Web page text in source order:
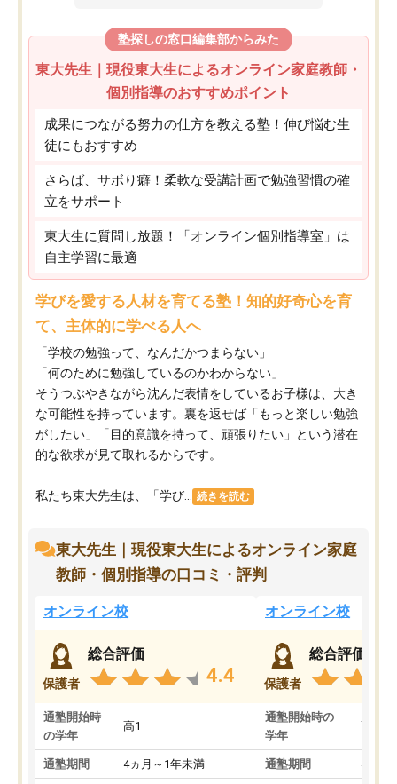
塾探しの窓口編集部からみた
東大先生｜現役東大生によるオンライン家庭教師・
個別指導のおすすめポイント
成果につながる努力の仕方を教える塾！伸び悩む生
徒にもおすすめ
さらば、サボり癖！柔軟な受講計画で勉強習慣の確
立をサポート
東大生に質問し放題！「オンライン個別指導室」は
自主学習に最適
学びを愛する人材を育てる塾！知的好奇心を育
て、主体的に学べる人へ
「学校の勉強って、なんだかつまらない」
「何のために勉強しているのかわからない」
そうつぶやきながら沈んだ表情をしているお子様は、大き
な可能性を持っています。裏を返せば「もっと楽しい勉強
がしたい」「目的意識を持って、頑張りたい」という潜在
的な欲求が見て取れるからです。
私たち東大先生は、「学び... 続きを読む
東大先生｜現役東大生によるオンライン家庭
教師・個別指導の口コミ・評判
オンライン校
保護者
総合評価
4.4
通塾開始時
の学年
高1
通塾期間 4ヵ月～1年未満
オンライン校
保護者
総合評価
通塾開始時の
学年
高3
通塾期間 4ヵ月